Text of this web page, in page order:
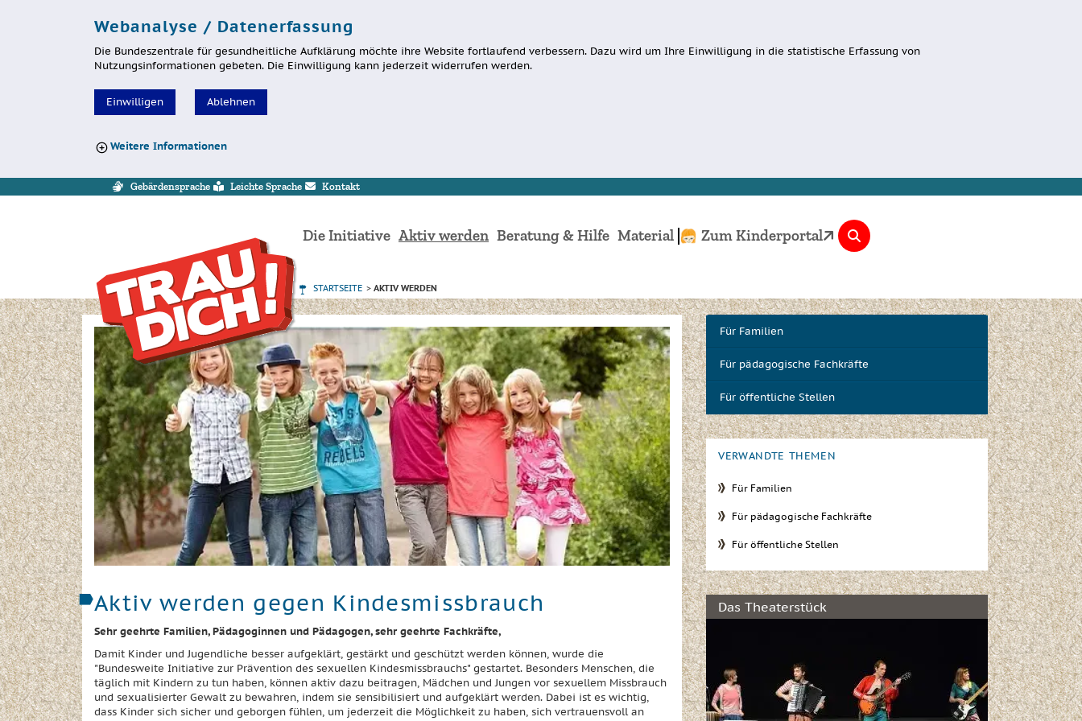
Webanalyse / Datenerfassung
Die Bundeszentrale für gesundheitliche Aufklärung möchte ihre Website fortlaufend verbessern. Dazu wird um Ihre Einwilligung in die statistische Erfassung von
Nutzungsinformationen gebeten. Die Einwilligung kann jederzeit widerrufen werden.
Einwilligen Ablehnen
Weitere Informationen
Sprung zur Servicenavigation
Sprung zur Hauptnavigation Gebärdensprache Leichte Sprache Kontakt
Die Initiative Aktiv werden Beratung & Hilfe Material Zum Kinderportal
STARTSEITE > AKTIV WERDEN
Aktiv werden gegen Kindesmissbrauch
Sehr geehrte Familien, Pädagoginnen und Pädagogen, sehr geehrte Fachkräfte,
Damit Kinder und Jugendliche besser aufgeklärt, gestärkt und geschützt werden können, wurde die
"Bundesweite Initiative zur Prävention des sexuellen Kindesmissbrauchs" gestartet. Besonders Menschen, die
täglich mit Kindern zu tun haben, können aktiv dazu beitragen, Mädchen und Jungen vor sexuellem Missbrauch
und sexualisierter Gewalt zu bewahren, indem sie sensibilisiert und aufgeklärt werden. Dabei ist es wichtig,
dass Kinder sich sicher und geborgen fühlen, um jederzeit die Möglichkeit zu haben, sich vertrauensvoll an
Für Familien
Für pädagogische Fachkräfte
Für öffentliche Stellen
VERWANDTE THEMEN
Für Familien
Für pädagogische Fachkräfte
Für öffentliche Stellen
Das Theaterstück